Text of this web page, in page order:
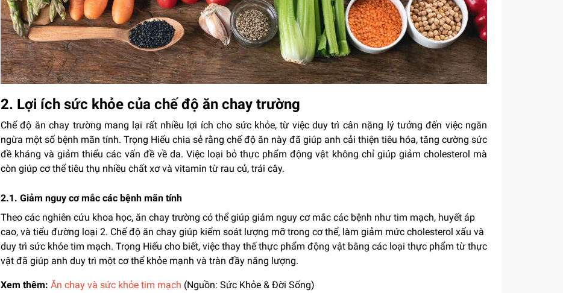
2. Lợi ích sức khỏe của chế độ ăn chay trường
Chế độ ăn chay trường mang lại rất nhiều lợi ích cho sức khỏe, từ việc duy trì cân nặng lý tưởng đến việc ngăn
ngừa một số bệnh mãn tính. Trọng Hiếu chia sẻ rằng chế độ ăn này đã giúp anh cải thiện tiêu hóa, tăng cường sức
đề kháng và giảm thiểu các vấn đề về da. Việc loại bỏ thực phẩm động vật không chỉ giúp giảm cholesterol mà
còn giúp cơ thể tiêu thụ nhiều chất xơ và vitamin từ rau củ, trái cây.
2.1. Giảm nguy cơ mắc các bệnh mãn tính
Theo các nghiên cứu khoa học, ăn chay trường có thể giúp giảm nguy cơ mắc các bệnh như tim mạch, huyết áp
cao, và tiểu đường loại 2. Chế độ ăn chay giúp kiểm soát lượng mỡ trong cơ thể, làm giảm mức cholesterol xấu và
duy trì sức khỏe tim mạch. Trọng Hiếu cho biết, việc thay thế thực phẩm động vật bằng các loại thực phẩm từ thực
vật đã giúp anh duy trì một cơ thể khỏe mạnh và tràn đầy năng lượng.
Xem thêm: Ăn chay và sức khỏe tim mạch (Nguồn: Sức Khỏe & Đời Sống)